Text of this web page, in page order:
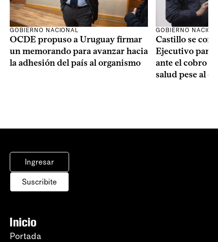
GOBIERNO NACIONAL
OCDE propuso a Uruguay firmar
un memorando para avanzar hacia
la adhesión del país al organismo
GOBIERNO
Castillo se
Ejecutivo para
ante el cobro
salud pese al
Ingresar
Suscribite
Inicio
Portada